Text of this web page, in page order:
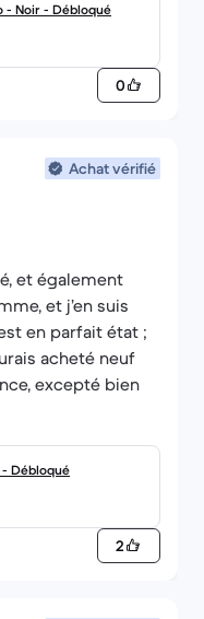
- Noir - Débloqué
0
Achat vérifié
et également
et j’en suis
en parfait état ;
acheté neuf
excepté bien
- Débloqué
2